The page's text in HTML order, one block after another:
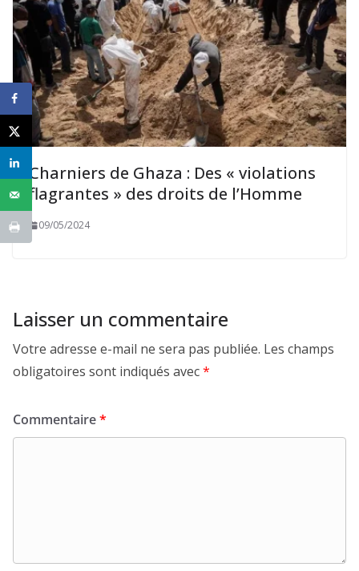
Charniers de Ghaza : Des « violations
flagrantes » des droits de l’Homme
09/05/2024
Laisser un commentaire
Votre adresse e-mail ne sera pas publiée. Les champs
obligatoires sont indiqués avec*
Commentaire*